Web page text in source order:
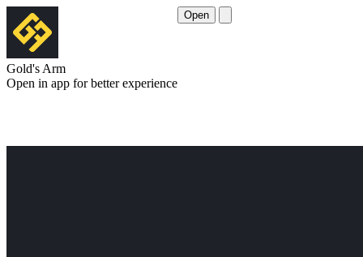
Gold's Arm
Open in app for better experience
Open